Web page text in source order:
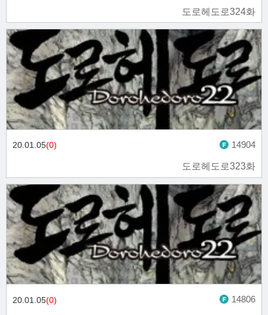
도로헤도로324화
도로헤도로323화
20.01.05(0) 14904
20.01.05(0) 14806